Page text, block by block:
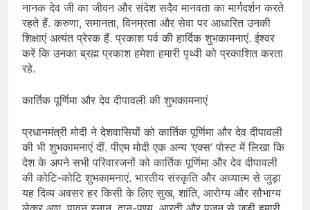
नानक देव जी का जीवन और संदेश सदैव मानवता का मार्गदर्शन करते
रहते हैं. करुणा, समानता, विनम्रता और सेवा पर आधारित उनकी
शिक्षाएं अत्यंत प्रेरक हैं. प्रकाश पर्व की हार्दिक शुभकामनाएं. ईश्वर
करें कि उनका ब्रह्म प्रकाश हमेशा हमारी पृथ्वी को प्रकाशित करता
रहे.
कार्तिक पूर्णिमा और देव दीपावली की शुभकामनाएं
प्रधानमंत्री मोदी ने देशवासियों को कार्तिक पूर्णिमा और देव दीपावली
की भी शुभकामनाएं दीं. पीएम मोदी एक अन्य ‘एक्स’ पोस्ट में लिखा कि
देश के अपने सभी परिवारजनों को कार्तिक पूर्णिमा और देव दीपावली
की कोटि-कोटि शुभकामनाएं. भारतीय संस्कृति और अध्यात्म से जुड़ा
यह दिव्य अवसर हर किसी के लिए सुख, शांति, आरोग्य और सौभाग्य